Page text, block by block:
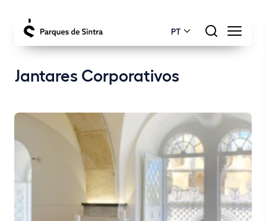
PT
Jantares Corporativos